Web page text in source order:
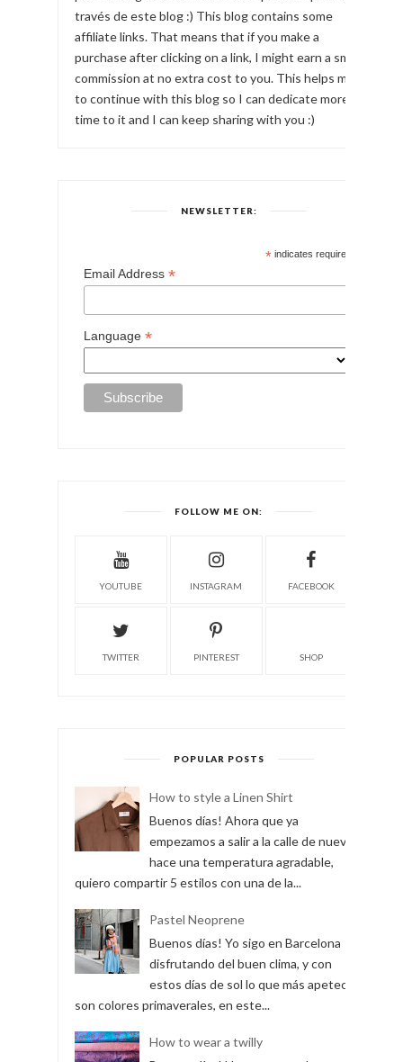
través de este blog :) This blog contains some
affiliate links. That means that if you make a
purchase after clicking on a link, I might earn a small
commission at no extra cost to you. This helps me
to continue with this blog so I can dedicate more
time to it and I can keep sharing with you :)
NEWSLETTER:
*indicates required
Email Address *
Language *
FOLLOW ME ON:
YOUTUBE INSTAGRAM FACEBOOK
TWITTER PINTEREST SHOP
POPULAR POSTS
How to style a Linen Shirt
Buenos días! Ahora que ya
empezamos a salir a la calle de nuevo y
hace una temperatura agradable,
quiero compartir 5 estilos con una de la...
Pastel Neoprene
Buenos días! Yo sigo en Barcelona
disfrutando del buen clima, y con
estos días de sol lo que más apetece
son colores primaverales, en este...
How to wear a twilly